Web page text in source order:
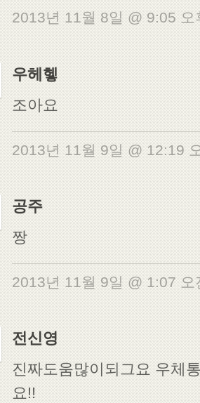
2013년 11월 8일 @ 9:05
우헤헿
조아요
2013년 11월 9일 @ 12:19
공주
짱
2013년 11월 9일 @ 1:07
전신영
진짜도움많이되그요 우체
요!!